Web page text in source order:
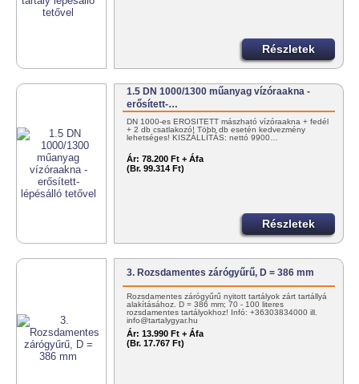
Részletek
1.5 DN 1000/1300 műanyag vízóraakna -
erősített-…
DN 1000-es ERŐSÍTETT mászható vízóraakna + fedél
+ 2 db csatlakozó! Több db esetén kedvezmény
lehetséges! KISZÁLLÍTÁS: nettó 9900…
Ár: 78.200 Ft + Áfa
(Br. 99.314 Ft)
Részletek
3. Rozsdamentes zárógyűrű, D = 386 mm
Rozsdamentes zárógyűrű nyitott tartályok zárt tartállyá
alakításához. D = 386 mm; 70 - 100 literes
rozsdamentes tartályokhoz! Infó: +36303834000 ill.
info@tartalygyar.hu
Ár: 13.990 Ft + Áfa
(Br. 17.767 Ft)